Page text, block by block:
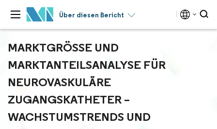
Über diesen Bericht
MARKTGRÖSSE UND M
ARKTANTEILSANALYSE FÜR N
EUROVASKULÄRE Z
UGANGSKATHETER – W
ACHSTUMSTRENDS UND P